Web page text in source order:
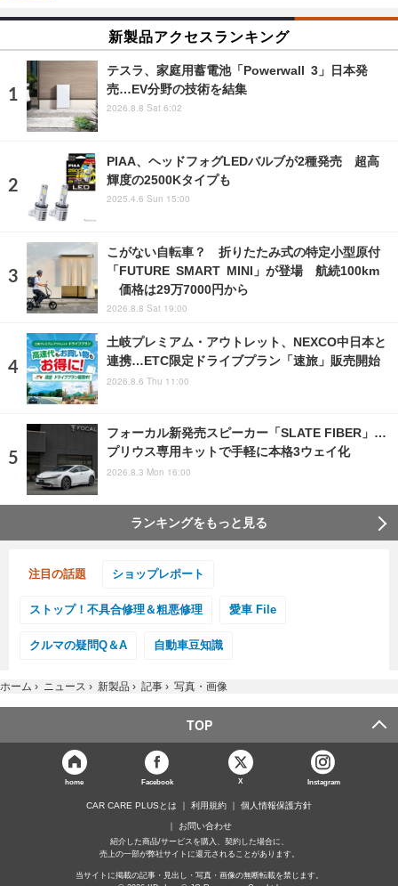
新製品アクセスランキング
テスラ、家庭用蓄電池「Powerwall 3」日本発
売…EV分野の技術を結集
2026.8.8 Sat 6:02
PIAA、ヘッドフォグLEDバルブが2種発売 超高
輝度の2500Kタイプも
2025.4.6 Sun 15:00
こがない自転車？ 折りたたみ式の特定小型原付
「FUTURE SMART MINI」が登場 航続100km
価格は29万7000円から
2026.8.8 Sat 19:00
土岐プレミアム・アウトレット、NEXCO中日本と
連携…ETC限定ドライブプラン「速旅」販売開始
2026.8.6 Thu 11:00
フォーカル新発売スピーカー「SLATE FIBER」…
プリウス専用キットで手軽に本格3ウェイ化
2026.8.3 Mon 16:00
ランキングをもっと見る
注目の話題 ショップレポート
ストップ！不具合修理＆粗悪修理 愛車 File
クルマの疑問Q＆A 自動車豆知識
ホーム › ニュース › 新製品 › 記事 › 写真・画像
TOP
home Facebook X Instagram
CAR CARE PLUSとは 利用規約 個人情報保護方針
お問い合わせ
紹介した商品/サービスを購入、契約した場合に、
売上の一部が弊社サイトに還元されることがあります。
当サイトに掲載の記事・見出し・写真・画像の無断転載を禁じます。